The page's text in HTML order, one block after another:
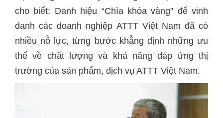
cho biết: Danh hiệu “Chìa khóa vàng” để vinh
danh các doanh nghiệp ATTT Việt Nam đã có
nhiều nỗ lực, từng bước khẳng định những ưu
thế về chất lượng và khả năng đáp ứng thị
trường của sản phẩm, dịch vụ ATTT Việt Nam.